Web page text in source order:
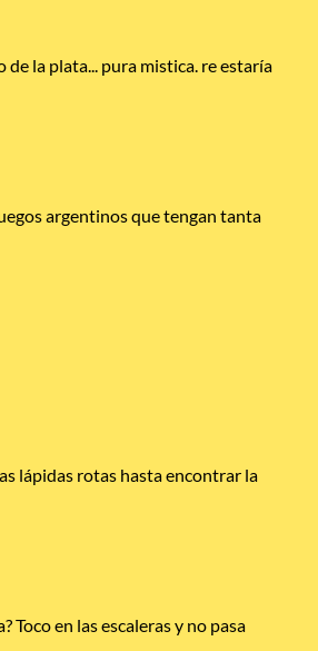
de la plata... pura mistica. re estaría
argentinos que tengan tanta
lápidas rotas hasta encontrar la
Toco en las escaleras y no pasa